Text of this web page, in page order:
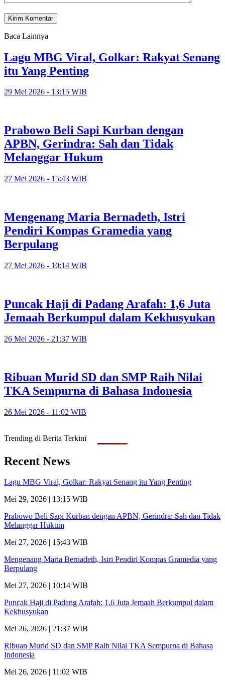
Baca Lainnya
Lagu MBG Viral, Golkar: Rakyat Senang
itu Yang Penting
29 Mei 2026 - 13:15 WIB
Prabowo Beli Sapi Kurban dengan
APBN, Gerindra: Sah dan Tidak
Melanggar Hukum
27 Mei 2026 - 15:43 WIB
Mengenang Maria Bernadeth, Istri
Pendiri Kompas Gramedia yang
Berpulang
27 Mei 2026 - 10:14 WIB
Puncak Haji di Padang Arafah: 1,6 Juta
Jemaah Berkumpul dalam Kekhusyukan
26 Mei 2026 - 21:37 WIB
Ribuan Murid SD dan SMP Raih Nilai
TKA Sempurna di Bahasa Indonesia
26 Mei 2026 - 11:02 WIB
Trending di Berita Terkini
Recent News
Lagu MBG Viral, Golkar: Rakyat Senang itu Yang Penting
Mei 29, 2026 | 13:15 WIB
Prabowo Beli Sapi Kurban dengan APBN, Gerindra: Sah dan Tidak
Melanggar Hukum
Mei 27, 2026 | 15:43 WIB
Mengenang Maria Bernadeth, Istri Pendiri Kompas Gramedia yang
Berpulang
Mei 27, 2026 | 10:14 WIB
Puncak Haji di Padang Arafah: 1,6 Juta Jemaah Berkumpul dalam
Kekhusyukan
Mei 26, 2026 | 21:37 WIB
Ribuan Murid SD dan SMP Raih Nilai TKA Sempurna di Bahasa
Indonesia
Mei 26, 2026 | 11:02 WIB